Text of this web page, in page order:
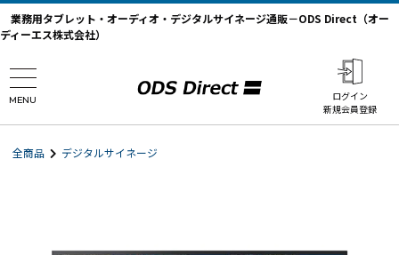
業務用タブレット・オーディオ・デジタルサイネージ通販－ODS Direct（オー
ディーエス株式会社）
MENU
ログイン
新規会員登録
全商品 デジタルサイネージ